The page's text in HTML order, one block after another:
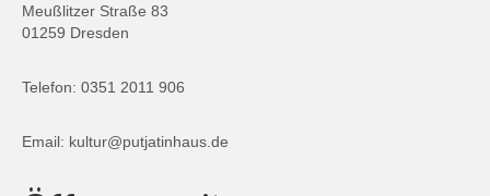
Meußlitzer Straße 83
01259 Dresden
Telefon: 0351 2011 906
Email: kultur@putjatinhaus.de